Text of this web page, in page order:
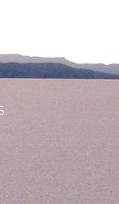
tájékoztató